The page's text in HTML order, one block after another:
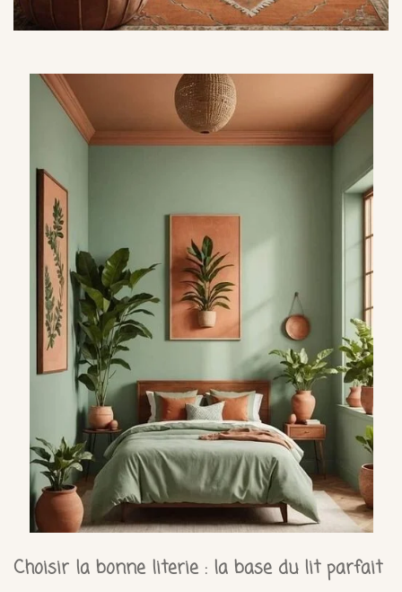
Choisir la bonne literie : la base du lit parfait